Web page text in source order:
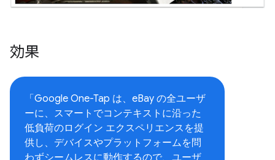
効果
「Google One-Tap は、eBay の全ユーザ
ーに、スマートでコンテキストに沿った
低負荷のログイン エクスペリエンスを提
供し、デバイスやプラットフォームを問